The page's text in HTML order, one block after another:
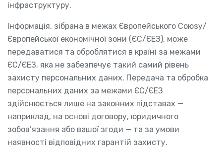
інфраструктуру.
Інформація, зібрана в межах Європейського Союзу/
Європейської економічної зони (ЄС/ЄЕЗ), може
передаватися та оброблятися в країні за межами
ЄС/ЄЕЗ, яка не забезпечує такий самий рівень
захисту персональних даних. Передача та обробка
персональних даних за межами ЄС/ЄЕЗ
здійснюється лише на законних підставах —
наприклад, на основі договору, юридичного
зобов’язання або вашої згоди — та за умови
наявності відповідних гарантій захисту.